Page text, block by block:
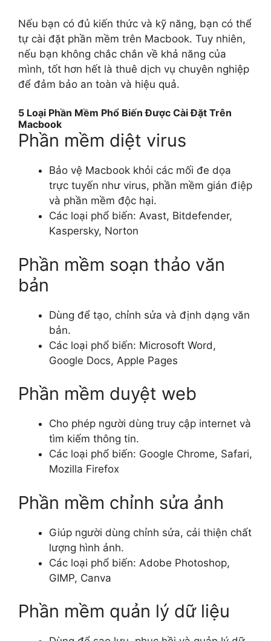
Nếu bạn có đủ kiến thức và kỹ năng, bạn có thể
tự cài đặt phần mềm trên Macbook. Tuy nhiên,
nếu bạn không chắc chắn về khả năng của
mình, tốt hơn hết là thuê dịch vụ chuyên nghiệp
để đảm bảo an toàn và hiệu quả.
5 Loại Phần Mềm Phổ Biến Được Cài Đặt Trên
Macbook
Phần mềm diệt virus
Bảo vệ Macbook khỏi các mối đe dọa
trực tuyến như virus, phần mềm gián điệp
và phần mềm độc hại.
Các loại phổ biến: Avast, Bitdefender,
Kaspersky, Norton
Phần mềm soạn thảo văn
bản
Dùng để tạo, chỉnh sửa và định dạng văn
bản.
Các loại phổ biến: Microsoft Word,
Google Docs, Apple Pages
Phần mềm duyệt web
Cho phép người dùng truy cập internet và
tìm kiếm thông tin.
Các loại phổ biến: Google Chrome, Safari,
Mozilla Firefox
Phần mềm chỉnh sửa ảnh
Giúp người dùng chỉnh sửa, cải thiện chất
lượng hình ảnh.
Các loại phổ biến: Adobe Photoshop,
GIMP, Canva
Phần mềm quản lý dữ liệu